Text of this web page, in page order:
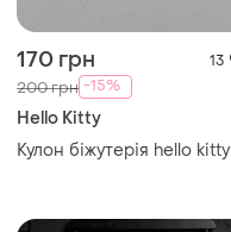
170 грн 13
200 грн -15%
Hello Kitty
Кулон біжутерія hello kitty